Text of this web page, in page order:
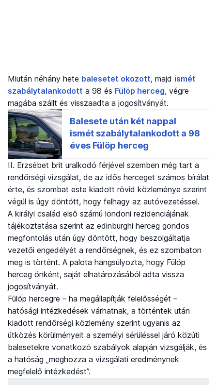
Miután néhány hete balesetet okozott, majd ismét
szabálytalankodott a 98 és Fülöp herceg, végre
magába szállt és visszaadta a jogosítványát.
II. Erzsébet brit uralkodó férjével szemben még tart a
rendőrségi vizsgálat, de az idős herceget számos bírálat
érte, és szombat este kiadott rövid közleménye szerint
végül is úgy döntött, hogy felhagy az autóvezetéssel.
A királyi család első számú londoni rezidenciájának
tájékoztatása szerint az edinburghi herceg gondos
megfontolás után úgy döntött, hogy beszolgáltatja
vezetői engedélyét a rendőrségnek, és ez szombaton
meg is történt. A palota hangsúlyozta, hogy Fülöp
herceg önként, saját elhatározásából adta vissza
jogosítványát.
Fülöp hercegre – ha megállapítják felelősségét –
hatósági intézkedések várhatnak, a történtek után
kiadott rendőrségi közlemény szerint ugyanis az
ütközés körülményeit a személyi sérüléssel járó közúti
balesetekre vonatkozó szabályok alapján vizsgálják, és
a hatóság „meghozza a vizsgálati eredménynek
megfelelő intézkedést”.